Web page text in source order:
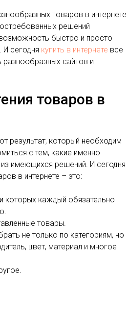
товаров в интернете
решений
быстро и просто
сегодня купить в интернете все
сайтов и
товаров в
результат, который необходим
с тем, какие именно
имеющихся решений. И сегодня
в интернете – это:
которых каждый обязательно
товары.
не только по категориям, но
цвет, материал и многое